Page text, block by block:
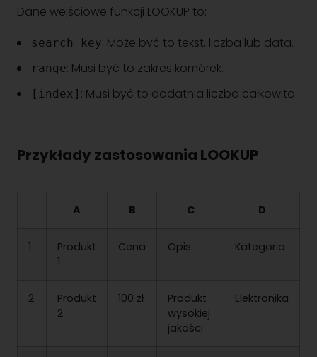
Dane wejściowe funkcji LOOKUP to:
search_key: Może być to tekst, liczba lub data.
range: Musi być to zakres komórek.
[index] : Musi być to dodatnia liczba całkowita.
Przykłady zastosowania LOOKUP
A B C D
1
Produkt
1
Cena Opis Kategoria
2
Produkt
2
100 zł
Produkt
wysokiej
jakości
Elektronika